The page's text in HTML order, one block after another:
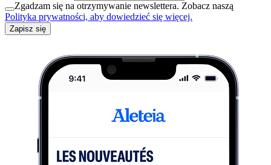
Zgadzam się na otrzymywanie newslettera. Zobacz naszą
Polityka prywatności, aby dowiedzieć się więcej.
Zapisz się